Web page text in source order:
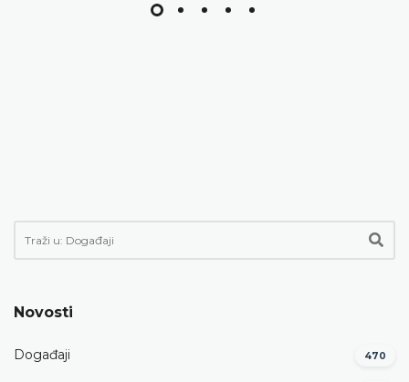
Novosti
Događaji 470